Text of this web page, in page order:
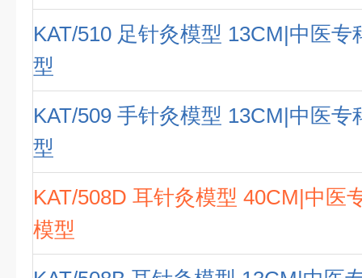
KAT/510 足针灸模型 13CM|中医专
型
KAT/509 手针灸模型 13CM|中医专
型
KAT/508D 耳针灸模型 40CM|中医
模型